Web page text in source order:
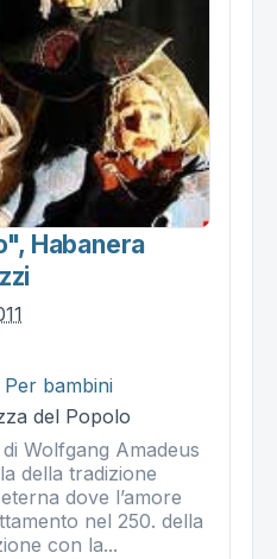
Habanera
Per bambini
del Popolo
Wolfgang Amadeus
della tradizione
dove l’amore
nel 250. della
con la...